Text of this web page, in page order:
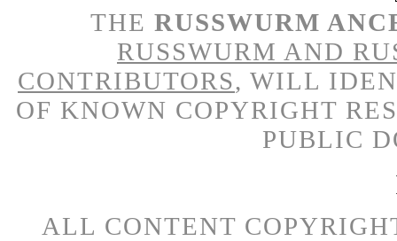
THERUSSWURM
RUSSWURM AND
CONTRIBUTORS, WILL
OF KNOWN COPYRIGHT
PUBLIC
ALL CONTENT